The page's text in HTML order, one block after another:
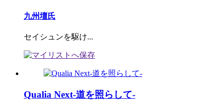
九州壇氏
セイシュンを駆け...
Qualia Next-道を照らして-